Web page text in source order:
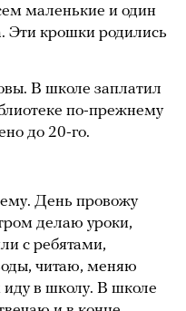
маленькие и один
Эти крошки родились
В школе заплатил
по-прежнему
до 20-го.
День провожу
делаю уроки,
с ребятами,
читаю, меняю
иду в школу. В школе